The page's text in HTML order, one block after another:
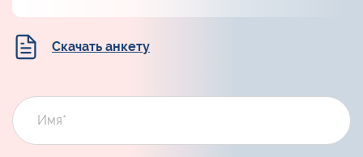
Скачать анкету